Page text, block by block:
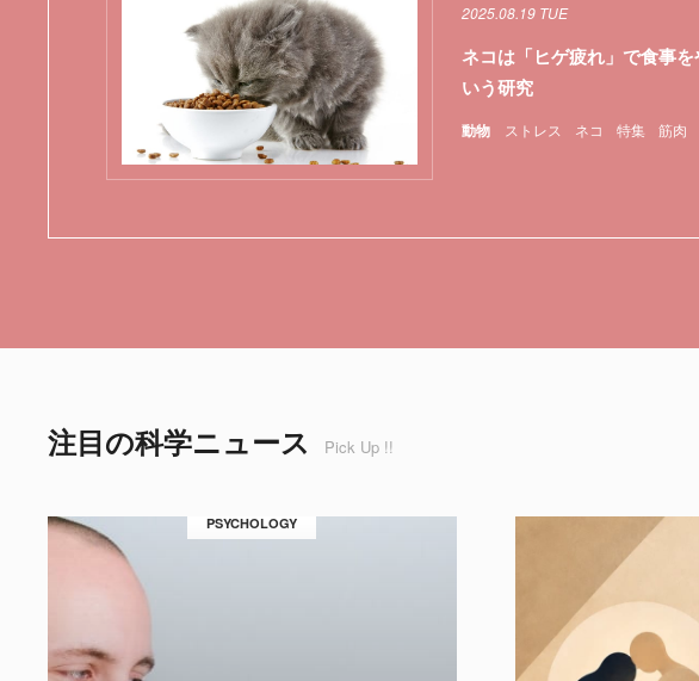
動物 ストレス ネコ 特集 筋肉
2025.08.19 TUE
ネコは「ヒゲ疲れ」で食事を
いう研究
注目の科学ニュース Pick Up !!
PSYCHOLOGY